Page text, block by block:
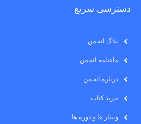
دسترسی سریع
بلاگ انجمن
ماهنامه انجمن
درباره انجمن
خرید کتاب
وبینار ها و دوره ها